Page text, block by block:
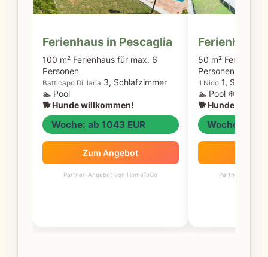
Ferienhaus in Pescaglia
100 m² Ferienhaus für max. 6
Personen
Batticapo Di Ilaria 3, Schlafzimmer
🏊 Pool
🐕 Hunde willkommen!
Woche: ab 1043 EUR
Zum Angebot
Partner-Angebot von HomeToGo
Ferienhaus
50 m²
Personen
Il Nido1,
🏊 Pool ❄
🐕 Hunde
Woche: ab
Partner-